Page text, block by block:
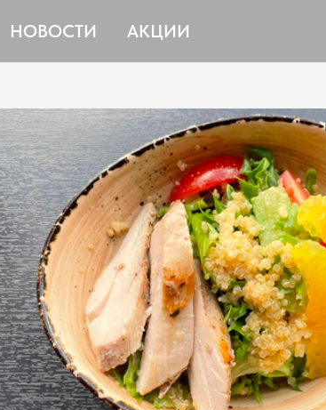
НОВОСТИ АКЦИИ